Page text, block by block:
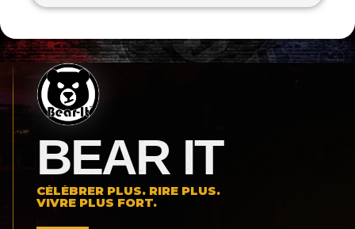
BEAR IT
CÉLÉBRER PLUS. RIRE PLUS.
VIVRE PLUS FORT.